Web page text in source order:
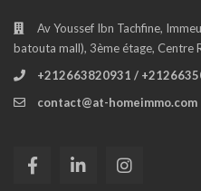
Av Youssef Ibn Tachfine,
batouta mall), 3ème étage, Centre
+212663820931 /
contact@at-homeimmo.com